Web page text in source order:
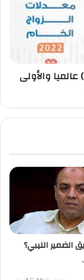
في آخر عشر سنوات.. ليبيا في المرتبة (17) عالميا والأولى
الضمير الليبي؟